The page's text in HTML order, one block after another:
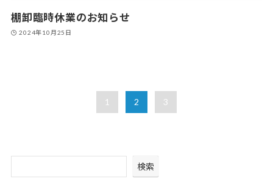
棚卸臨時休業のお知らせ
2024年10月25日
1 2 3
検索